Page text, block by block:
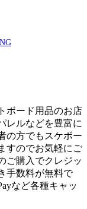
ボード用品のお店
レルなどを豊富に
の方でもスケボー
すのでお気軽にご
ご購入でクレジッ
手数料が無料で
など各種キャッ